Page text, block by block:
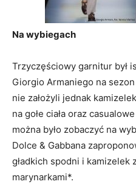
Na wybiegach
Trzyczęściowy garnitur był
Giorgio Armaniego na
nie założyli jednak
na gołe ciała oraz
można było zobaczyć na
Dolce & Gabbana
gładkich spodni i kamizelek
marynarkami*.